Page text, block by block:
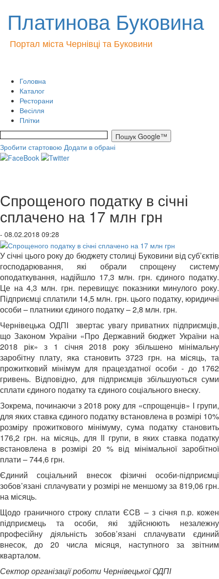
Платинова Буковина
Портал міста Чернівці та Буковини
Головна
Каталог
Ресторани
Весілля
Плітки
Зробити стартовою Додати в обрані
Спрощеного податку в січні
сплачено на 17 млн грн
- 08.02.2018 09:28
У січні цього року до бюджету столиці Буковини від суб’єктів
господарювання, які обрали спрощену систему
оподаткування, надійшло 17,3 млн. грн. єдиного податку.
Це на 4,3 млн. грн. перевищує показники минулого року.
Підприємці сплатили 14,5 млн. грн. цього податку, юридичні
особи – платники єдиного податку – 2,8 млн. грн.
Чернівецька ОДПІ звертає увагу приватних підприємців,
що Законом України «Про Державний бюджет України на
2018 рік» з 1 січня 2018 року збільшено мінімальну
заробітну плату, яка становить 3723 грн. на місяць, та
прожитковий мінімум для працездатної особи - до 1762
гривень. Відповідно, для підприємців збільшуються суми
сплати єдиного податку та єдиного соціального внеску.
Зокрема, починаючи з 2018 року для «спрощенців» І групи,
для яких ставка єдиного податку встановлена в розмірі 10%
розміру прожиткового мінімуму, сума податку становить
176,2 грн. на місяць, для ІІ групи, в яких ставка податку
встановлена в розмірі 20 % від мінімальної заробітної
плати – 744,6 грн.
Єдиний соціальний внесок фізичні особи-підприємці
зобов’язані сплачувати у розмірі не меншому за 819,06 грн.
на місяць.
Щодо граничного строку сплати ЄCВ – з січня п.р. кожен
підприємець та особи, які здійснюють незалежну
професійну діяльність зобов’язані сплачувати єдиний
внесок, до 20 числа місяця, наступного за звітним
кварталом.
Сектор організації роботи Чернівецької ОДПІ